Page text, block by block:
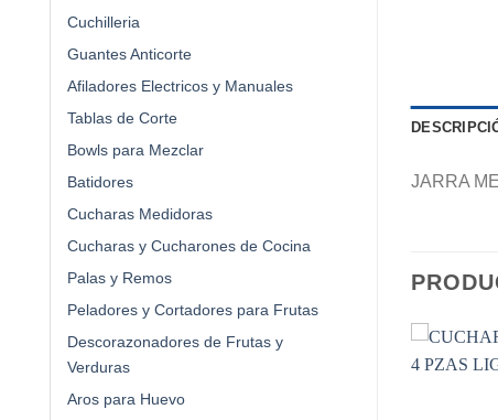
Cuchilleria
Guantes Anticorte
Afiladores Electricos y Manuales
Tablas de Corte
Bowls para Mezclar
Batidores
Cucharas Medidoras
Cucharas y Cucharones de Cocina
Palas y Remos
Peladores y Cortadores para Frutas
Descorazonadores de Frutas y
Verduras
Aros para Huevo
JARRA